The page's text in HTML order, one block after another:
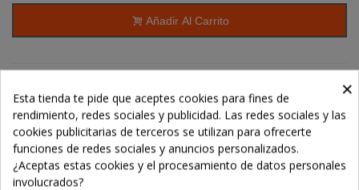
Añadir Al Carrito
Marca: Esential Aroms (INTERSA)
TE GUSTARÁN
No hay artículos
×
Esta tienda te pide que aceptes cookies para fines de
rendimiento, redes sociales y publicidad. Las redes sociales y las
cookies publicitarias de terceros se utilizan para ofrecerte
funciones de redes sociales y anuncios personalizados.
¿Aceptas estas cookies y el procesamiento de datos personales
involucrados?